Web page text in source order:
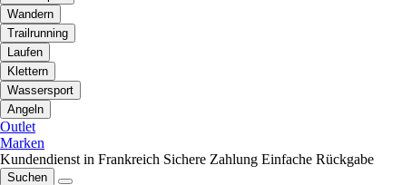
Wandern
Trailrunning
Laufen
Klettern
Wassersport
Angeln
Outlet
Marken
Kundendienst in Frankreich Sichere Zahlung Einfache Rückgabe
Suchen